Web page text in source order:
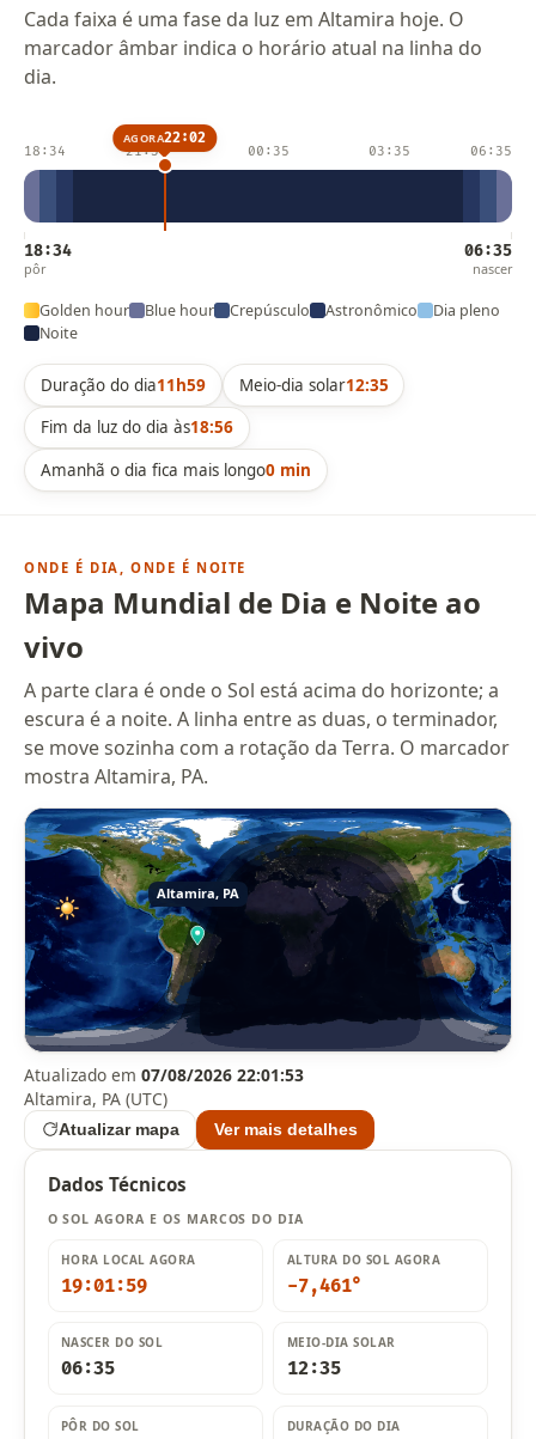
Cada faixa é uma fase da luz em Altamira hoje. O
marcador âmbar indica o horário atual na linha do
dia.
18:34 21:34 00:35 03:35 06:35
AGORA22:02
18:34
pôr
06:35
nascer
Golden hour Blue hour Crepúsculo Astronômico
Dia pleno
Noite
Duração do dia11h59 Meio-dia solar12:35
Fim da luz do dia às18:56
Amanhã o dia fica mais longo0 min
ONDE É DIA, ONDE É NOITE
Mapa Mundial de Dia e Noite ao
vivo
A parte clara é onde o Sol está acima do horizonte; a
escura é a noite. A linha entre as duas, o terminador,
se move sozinha com a rotação da Terra. O marcador
mostra Altamira, PA.
Atualizado em07/08/2026 22:01:53
Altamira, PA (UTC)
Atualizar mapa Ver mais detalhes
Dados Técnicos
O SOL AGORA E OS MARCOS DO DIA
HORA LOCAL AGORA
19:02:01
ALTURA DO SOL AGORA
-7,469°
NASCER DO SOL
06:35
MEIO-DIA SOLAR
12:35
PÔR DO SOL DURAÇÃO DO DIA